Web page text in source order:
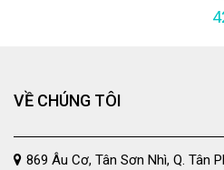
VỀ CHÚNG TÔI
869 Âu Cơ, Tân Sơn Nhì, Q. Tân